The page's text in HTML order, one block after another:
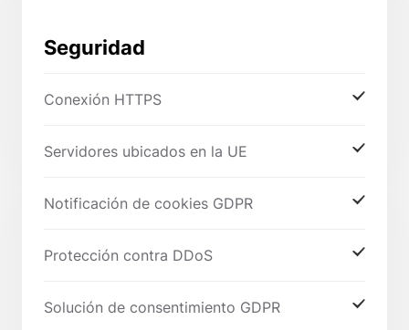
Seguridad
Conexión HTTPS
Servidores ubicados en la UE
Notificación de cookies GDPR
Protección contra DDoS
Solución de consentimiento GDPR